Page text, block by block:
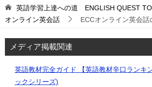
英語学習上達への道 ENGLISH QUEST
オンライン英会話
ECCオンライン英会
メディア掲載関連
英語教材完全ガイド 【英語教材辛口ランキ
ックシリーズ)